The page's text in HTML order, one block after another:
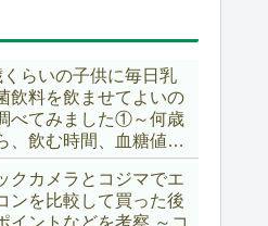
らいの子供に毎日乳
飲料を飲ませてよいの
べてみました①～何歳
、飲む時間、血糖値ス
ク～
クカメラとコジマでエ
ンを比較して買った後
イントなどを考察 ～コ